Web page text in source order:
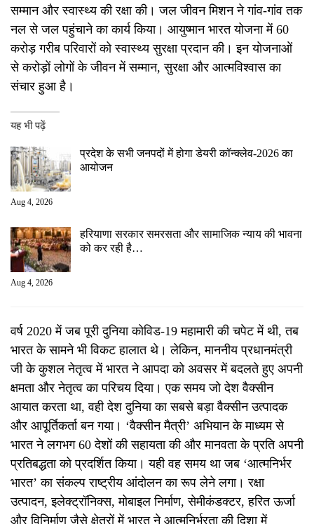
सम्मान और स्वास्थ्य की रक्षा की। जल जीवन मिशन ने गांव-गांव तक
नल से जल पहुंचाने का कार्य किया। आयुष्मान भारत योजनामें 60
करोड़गरीब परिवारों को स्वास्थ्य सुरक्षा प्रदान की। इन योजनाओं
सेकरोड़ों लोगों के जीवन में सम्मान,सुरक्षा और आत्मविश्वास का
संचारहुआहै।
यह भी पढ़ें
प्रदेश के सभी जनपदों में होगा डेयरी कॉन्क्लेव-2026 का
आयोजन
Aug 4, 2026
हरियाणा सरकार समरसता और सामाजिक न्याय की भावना
को कर रही है…
Aug 4, 2026
वर्ष 2020में जब पूरी दुनिया कोविड-19महामारी की चपेट में थी,तब
भारत के सामने भीविकट हालात थे । लेकिन, माननीय प्रधानमंत्री
जी के कुशल नेतृत्व में भारत ने आपदा को अवसर में बदलते हुए अपनी
क्षमता और नेतृत्व का परिचय दिया। एक समय जो देश वैक्सीन
आयात करता था,वही देश दुनिया का सबसे बड़ा वैक्सीन उत्पादक
और आपूर्तिकर्ता बन गया। ‘वैक्सीन मैत्री’ अभियान के माध्यम से
भारत नेलगभग 60 देशों की सहायता की और मानवता के प्रति अपनी
प्रतिबद्धता को प्रदर्शितकिया। यही वहसमयथा जब ‘आत्मनिर्भर
भारत’ का संकल्प राष्ट्रीय आंदोलन का रूप लेने लगा। रक्षा
उत्पादन,इलेक्ट्रॉनिक्स,मोबाइल निर्माण,सेमीकंडक्टर,हरित ऊर्जा
और विनिर्माण जैसे क्षेत्रों में भारत ने आत्मनिर्भरता की दिशा में